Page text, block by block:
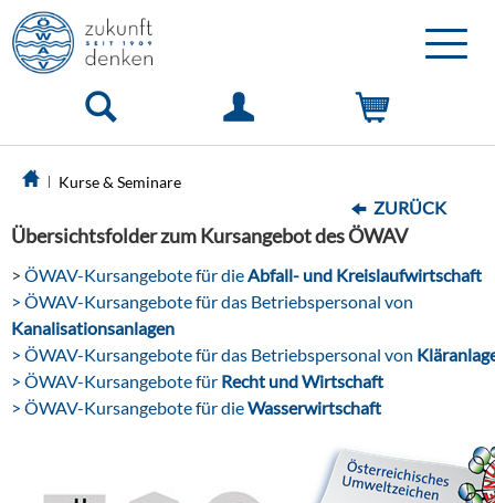
Toggle
Kurse & Seminare
ZURÜCK
Übersichtsfolder zum Kursangebot des ÖWAV
> ÖWAV-Kursangebote für dieAbfall- und Kreislaufwirtschaft
> ÖWAV-Kursangebote für das Betriebspersonal von
Kanalisationsanlagen
> ÖWAV-Kursangebote für das Betriebspersonal von
> ÖWAV-Kursangebote für Recht und Wirtschaft
> ÖWAV-Kursangebote für dieWasserwirtschaft